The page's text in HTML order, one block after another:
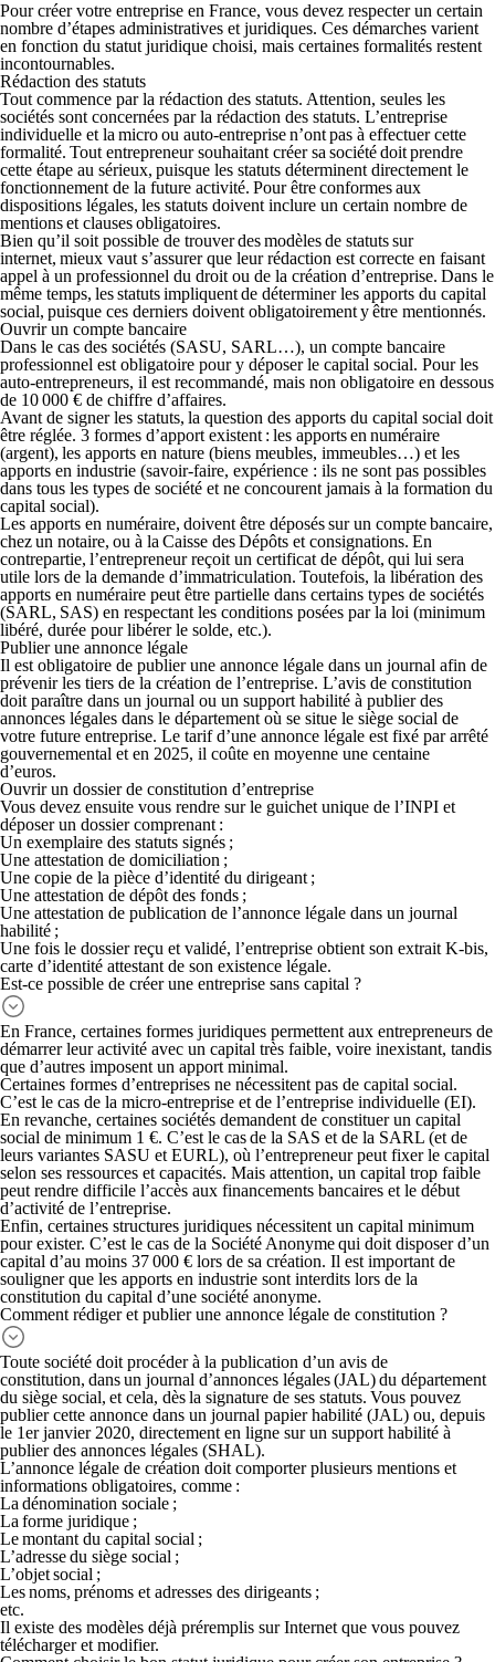
Pour créer votre entreprise en France, vous devez respecter un certain
nombre d’étapes administratives et juridiques. Ces démarches varient
en fonction du statut juridique choisi, mais certaines formalités restent
incontournables.
Rédaction des statuts
Tout commence par la rédaction des statuts. Attention, seules les
sociétés sont concernées par la rédaction des statuts. L’entreprise
individuelle et la micro ou auto-entreprise n’ont pas à effectuer cette
formalité. Tout entrepreneur souhaitant créer sa société doit prendre
cette étape au sérieux, puisque les statuts déterminent directement le
fonctionnement de la future activité. Pour être conformes aux
dispositions légales, les statuts doivent inclure un certain nombre de
mentions et clauses obligatoires.
Bien qu’il soit possible de trouver des modèles de statuts sur
internet, mieux vaut s’assurer que leur rédaction est correcte en faisant
appel à un professionnel du droit ou de la création d’entreprise. Dans le
même temps, les statuts impliquent de déterminer les apports du capital
social, puisque ces derniers doivent obligatoirement y être mentionnés.
Ouvrir un compte bancaire
Dans le cas des sociétés (SASU, SARL…), un compte bancaire
professionnel est obligatoire pour y déposer le capital social. Pour les
auto-entrepreneurs, il est recommandé, mais non obligatoire en dessous
de 10 000 € de chiffre d’affaires.
Avant de signer les statuts, la question des apports du capital social doit
être réglée. 3 formes d’apport existent : les apports en numéraire
(argent), les apports en nature (biens meubles, immeubles…) et les
apports en industrie (savoir-faire, expérience : ils ne sont pas possibles
dans tous les types de société et ne concourent jamais à la formation du
capital social).
Les apports en numéraire, doivent être déposés sur un compte bancaire,
chez un notaire, ou à la Caisse des Dépôts et consignations. En
contrepartie, l’entrepreneur reçoit un certificat de dépôt, qui lui sera
utile lors de la demande d’immatriculation. Toutefois, la libération des
apports en numéraire peut être partielle dans certains types de sociétés
(SARL, SAS) en respectant les conditions posées par la loi (minimum
libéré, durée pour libérer le solde, etc.).
Publier une annonce légale
Il est obligatoire de publier une annonce légale dans un journal afin de
prévenir les tiers de la création de l’entreprise. L’avis de constitution
doit paraître dans un journal ou un support habilité à publier des
annonces légales dans le département où se situe le siège social de
votre future entreprise. Le tarif d’une annonce légale est fixé par arrêté
gouvernemental et en 2025, il coûte en moyenne une centaine
d’euros.
Ouvrir un dossier de constitution d’entreprise
Vous devez ensuite vous rendre sur le guichet unique de l’INPI et
déposer un dossier comprenant :
Un exemplaire des statuts signés ;
Une attestation de domiciliation ;
Une copie de la pièce d’identité du dirigeant ;
Une attestation de dépôt des fonds ;
Une attestation de publication de l’annonce légale dans un journal
habilité ;
Une fois le dossier reçu et validé, l’entreprise obtient son extrait K-bis,
carte d’identité attestant de son existence légale.
Est-ce possible de créer une entreprise sans capital ?
En France, certaines formes juridiques permettent aux entrepreneurs de
démarrer leur activité avec un capital très faible, voire inexistant, tandis
que d’autres imposent un apport minimal.
Certaines formes d’entreprises ne nécessitent pas de capital social.
C’est le cas de la micro-entreprise et de l’entreprise individuelle (EI).
En revanche, certaines sociétés demandent de constituer un capital
social de minimum 1 €. C’est le cas de la SAS et de la SARL (et de
leurs variantes SASU et EURL), où l’entrepreneur peut fixer le capital
selon ses ressources et capacités. Mais attention, un capital trop faible
peut rendre difficile l’accès aux financements bancaires et le début
d’activité de l’entreprise.
Enfin, certaines structures juridiques nécessitent un capital minimum
pour exister. C’est le cas de la Société Anonyme qui doit disposer d’un
capital d’au moins 37 000 € lors de sa création. Il est important de
souligner que les apports en industrie sont interdits lors de la
constitution du capital d’une société anonyme.
Comment rédiger et publier une annonce légale de constitution ?
Toute société doit procéder à la publication d’un avis de
constitution, dans un journal d’annonces légales (JAL)du département
du siège social, et cela, dès la signature de ses statuts. Vous pouvez
publier cette annonce dans un journal papier habilité (JAL) ou, depuis
le 1er janvier 2020, directement en ligne sur un support habilité à
publier des annonces légales (SHAL).
L’annonce légale de création doit comporter plusieurs mentions et
informations obligatoires, comme :
La dénomination sociale ;
La forme juridique ;
Le montant du capital social ;
L’adresse du siège social ;
L’objet social ;
Les noms, prénoms et adresses des dirigeants ;
etc.
Il existe des modèles déjà préremplis sur Internet que vous pouvez
télécharger et modifier.